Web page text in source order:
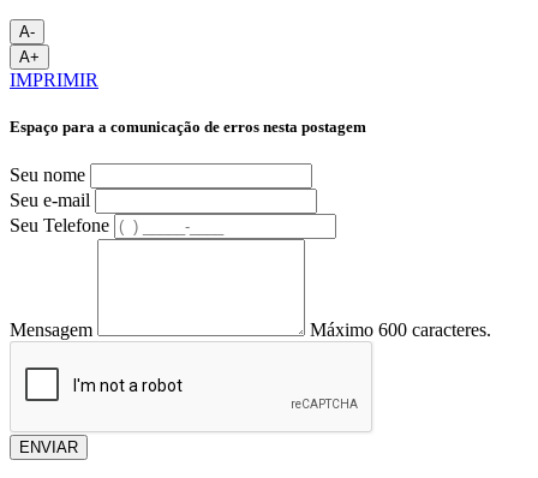
A-
A+
IMPRIMIR
Espaço para a comunicação de erros nesta postagem
Seu nome
Seu e-mail
Seu Telefone
Mensagem Máximo 600 caracteres.
ENVIAR